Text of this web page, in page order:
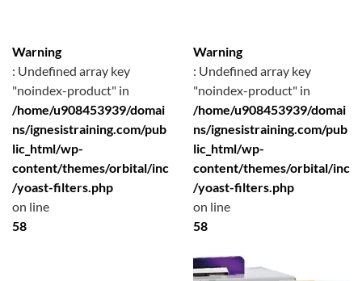
Warning
: Undefined array key
"noindex-product" in
/home/u908453939/domai
ns/ignesistraining.com/pub
lic_html/wp-
content/themes/orbital/inc
/yoast-filters.php
on line
58
Warning
: Undefined array key
"noindex-product" in
/home/u908453939/domai
ns/ignesistraining.com/pub
lic_html/wp-
content/themes/orbital/inc
/yoast-filters.php
on line
58